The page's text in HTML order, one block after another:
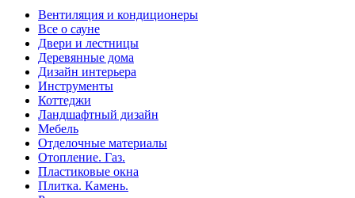
Вентиляция и кондиционеры
Все о сауне
Двери и лестницы
Деревянные дома
Дизайн интерьера
Инструменты
Коттеджи
Ландшафтный дизайн
Мебель
Отделочные материалы
Отопление. Газ.
Пластиковые окна
Плитка. Камень.